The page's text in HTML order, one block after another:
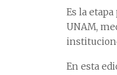
Es la
UNAM,
En esta